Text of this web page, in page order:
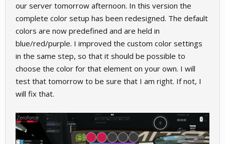
our server tomorrow afternoon. In this version the
complete color setup has been redesigned. The default
colors are now predefined and are held in
blue/red/purple. I improved the custom color settings
in the same step, so that it should be possible to
choose the color for that element on your own. I will
test that tomorrow to be sure that I am right. If not, I
will fix that.